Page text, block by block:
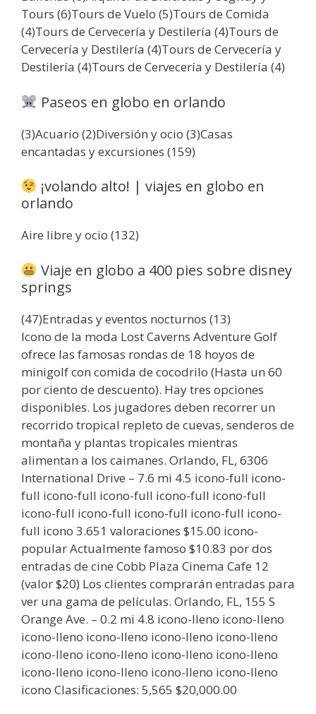
Tours (6)Tours de Vuelo (5)Tours de Comida
(4)Tours de Cervecería y Destilería (4)Tours de
Cervecería y Destilería (4)Tours de Cervecería y
Destilería (4)Tours de Cervecería y Destilería (4)
Paseos en globo en orlando
(3)Acuario (2)Diversión y ocio (3)Casas
encantadas y excursiones (159)
¡volando alto! | viajes en globo en
orlando
Aire libre y ocio (132)
Viaje en globo a 400 pies sobre disney
springs
(47)Entradas y eventos nocturnos (13)
Icono de la moda Lost Caverns Adventure Golf
ofrece las famosas rondas de 18 hoyos de
minigolf con comida de cocodrilo (Hasta un 60
por ciento de descuento). Hay tres opciones
disponibles. Los jugadores deben recorrer un
recorrido tropical repleto de cuevas, senderos de
montaña y plantas tropicales mientras
alimentan a los caimanes. Orlando, FL, 6306
International Drive – 7.6 mi 4.5 icono-full icono-
full icono-full icono-full icono-full icono-full
icono-full icono-full icono-full icono-full icono-
full icono 3.651 valoraciones $15.00 icono-
popular Actualmente famoso $10.83 por dos
entradas de cine Cobb Plaza Cinema Cafe 12
(valor $20) Los clientes comprarán entradas para
ver una gama de películas. Orlando, FL, 155 S
Orange Ave. – 0.2 mi 4.8 icono-lleno icono-lleno
icono-lleno icono-lleno icono-lleno icono-lleno
icono-lleno icono-lleno icono-lleno icono-lleno
icono-lleno icono-lleno icono-lleno icono-lleno
icono Clasificaciones: 5,565 $20,000.00